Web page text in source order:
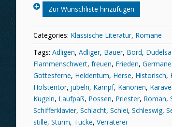
Schlacht
der
weißen
Schiffe
Menge
Zur Wunschliste hinzufügen
Categories: Klassische Literatur, Romane
Tags: Adligen, Adliger, Bauer, Bord,
Flammenschwert, freuen, Frieden,
Gottesferne, Heldentum, Herse, Historisch,
Holstentor, jubeln, Kampf, Kanonen,
Kugeln, Laufpaß, Possen, Priester, Roman,
Schifferklavier, Schlacht, Schlei, Schleswig,
stille, Sturm, Tücke, Verräterei